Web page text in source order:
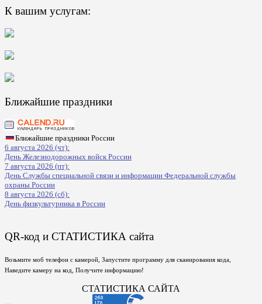
К вашим услугам:
Ближайшие праздники
Ближайшие праздники России
6 августа 2026 (чт):
День Железнодорожных войск России
7 августа 2026 (пт):
День Службы специальной связи и информации Федеральной службы
охраны России
8 августа 2026 (сб):
День физкультурника в России
QR-код и СТАТИСТИКА сайта
Возьмите моб телефон с камерой, Запустите программу для сканирования кода,
Наведите камеру на код, Получите информацию!
СТАТИСТИКА САЙТА